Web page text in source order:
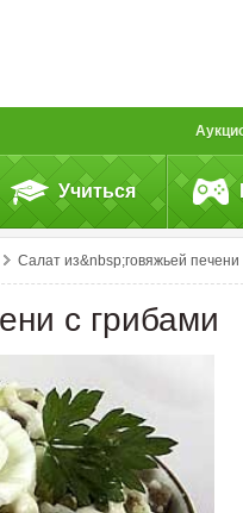
Учиться
Салат из&nbsp;говяжьей печени с&nbsp;грибами
с грибами